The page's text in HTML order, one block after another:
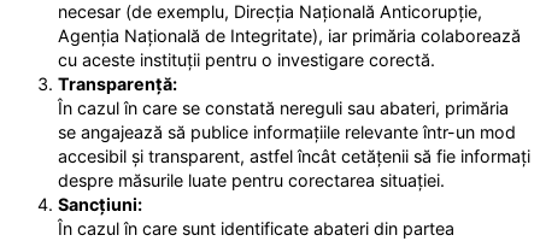
necesar (de exemplu, Direcția Națională Anticorupție,
Agenția Națională de Integritate), iar primăria colaborează
cu aceste instituții pentru o investigare corectă.
Transparență:
În cazul în care se constată nereguli sau abateri, primăria
se angajează să publice informațiile relevante într-un mod
accesibil și transparent, astfel încât cetățenii să fie informați
despre măsurile luate pentru corectarea situației.
Sancțiuni:
În cazul în care sunt identificate abateri din partea